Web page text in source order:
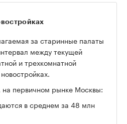
за старинные палаты
между текущей
и трехкомнатной
на первичном рынке Москвы:
в среднем за 48 млн